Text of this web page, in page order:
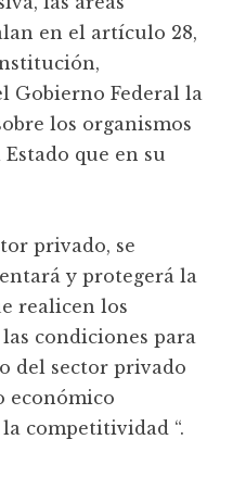
en el artículo 28,
Gobierno Federal la
los organismos
que en su
privado, se
y protegerá la
realicen los
condiciones para
del sector privado
económico
competitividad “.